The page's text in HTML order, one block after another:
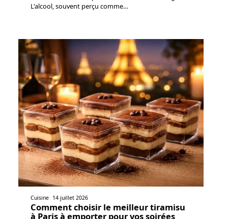
L'alcool, souvent perçu comme…
Cuisine 14 juillet 2026
Comment choisir le meilleur tiramisu
à Paris à emporter pour vos soirées